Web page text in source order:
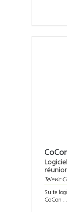
Televic
Suite
CoCon .